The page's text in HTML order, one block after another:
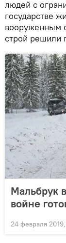
людей с
государстве
вооруженным
строй решили
Мальбрук
войне
24 февраля